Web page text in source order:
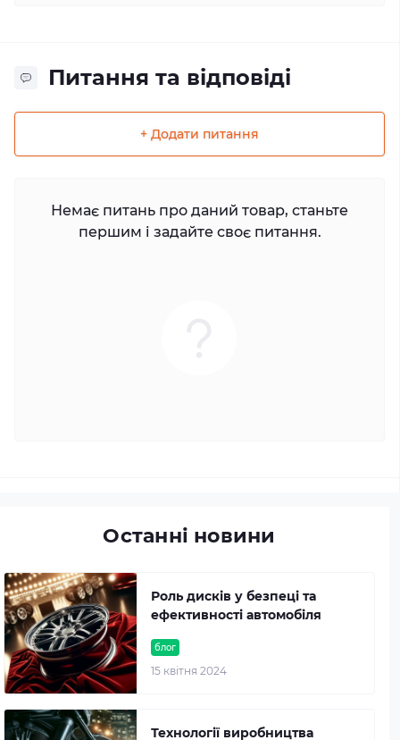
Питання та відповіді
+ Додати питання
Немає питань про даний товар, станьте
першим і задайте своє питання.
Останні новини
блог
15 квітня 2024
Роль дисків у безпеці та
ефективності автомобіля
Технології виробництва